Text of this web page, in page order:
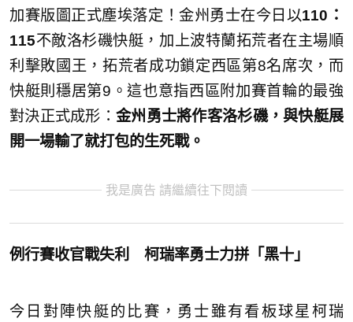
加賽版圖正式塵埃落定！金州勇士在今日以110：
115不敵洛杉磯快艇，加上波特蘭拓荒者在主場順
利擊敗國王，拓荒者成功鎖定西區第8名席次，而
快艇則穩居第9。這也意指西區附加賽首輪的最強
對決正式成形： 金州勇士將作客洛杉磯，與快艇展
開一場輸了就打包的生死戰。
我是廣告 請繼續往下閱讀
例行賽收官戰失利 柯瑞率勇士力拼「黑十」
今日對陣快艇的比賽，勇士雖有看板球星柯瑞